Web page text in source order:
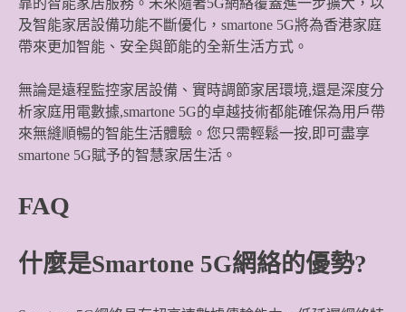
及智能家居設備功能不斷優化，smartone 5G將為香港家庭
帶來更加智能、安全與節能的全新生活方式。
無論是遠程監控家居設備、實時調節家居環境,還是深度分
析家庭用電數據,smartone 5G的卓越技術都能確保為用戶帶
來無縫順暢的智能生活體驗。您只需輕鬆一按,即可盡享
smartone 5G賦予的智慧家居生活。
FAQ
什麼是Smartone 5G網絡的優勢?